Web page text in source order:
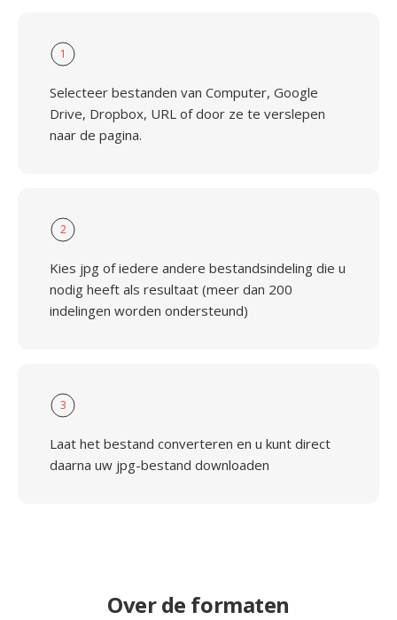
1
Selecteer bestanden van Computer, Google
Drive, Dropbox, URL of door ze te verslepen
naar de pagina.
2
Kies jpg of iedere andere bestandsindeling die u
nodig heeft als resultaat (meer dan 200
indelingen worden ondersteund)
3
Laat het bestand converteren en u kunt direct
daarna uw jpg-bestand downloaden
Over de formaten